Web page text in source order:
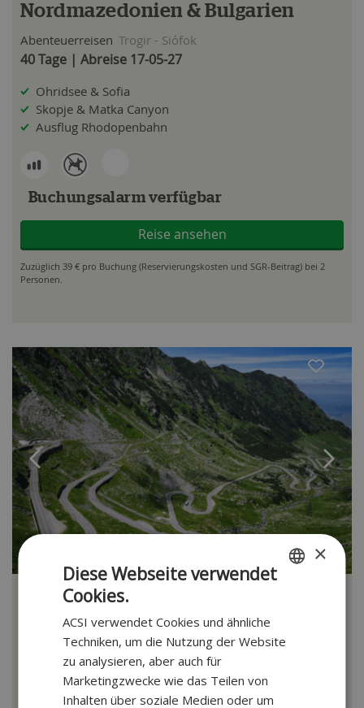
Nordmazedonien & Bulgarien
Abenteuerreisen Trogir - Siófok
40 Tage | Abreise 17-05-27
Ohridsee & Sofia
Skopje & Matka Canyon
Ausflug Rhodopenbahn
Buchungsalarm verfügbar
Reise ansehen
Zuzüglich 39 € pro Buchung (Reservierungskosten und SGR-Beitrag) bei 2
Personen.
Magisches Rumänien
Abenteuerreisen
39 Tage | Abreise 27-05-27
Schlösser Bran und Peleș
Mittelalterliches Sighișoara und Brașov
×
Diese Webseite verwendet
Cookies.
ACSI verwendet Cookies und ähnliche
Techniken, um die Nutzung der Website
zu analysieren, aber auch für
Marketingzwecke wie das Teilen von
Inhalten über soziale Medien oder um